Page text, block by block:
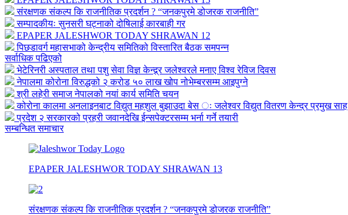
संरक्षणक संकल्प कि राजनीतिक प्रदर्शन ? “जनकपुरमे डोजरक राजनीति”
सम्पादकीयः सुनसरी घट्नाको दोषिलाई कारबाही गर
EPAPER JALESHWOR TODAY SHRAWAN 12
पिछडावर्ग महासभाको केन्द्रीय समितिको विस्तारित बैठक समपन्न
सर्वाधिक पढिएको
भेटेरिनरी अस्पताल तथा पशु सेवा विज्ञ केन्द्र्र जलेश्वरले मनाए विश्व रेविज दिवस
नेपालमा कोरोना विरुद्धको २ करोड ५० लाख खोप नोभेम्बरसम्म आइपुग्ने
श्री लहेरी समाज नेपालको नयां कार्य समिति चयन
कोरोना कालमा अनलाइनबाट विद्युत महशुल बुझाउदा बेस ः जलेश्वर विद्युत वितरण केन्द्र प्रमुख साह
प्रदेश २ सरकारको प्रहरी जवानदेखि ईन्सपेक्टरसम्म भर्ना गर्ने तयारी
सम्बन्धित समाचार
EPAPER JALESHWOR TODAY SHRAWAN 13
संरक्षणक संकल्प कि राजनीतिक प्रदर्शन ? “जनकपुरमे डोजरक राजनीति”